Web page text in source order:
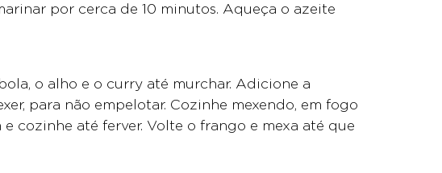
por cerca de 10 minutos. Aqueça o azeite
o alho e o curry até murchar. Adicione a
para não empelotar. Cozinhe mexendo, em fogo
cozinhe até ferver. Volte o frango e mexa até que